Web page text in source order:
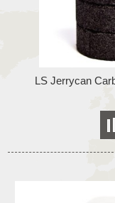
LS Jerrycan